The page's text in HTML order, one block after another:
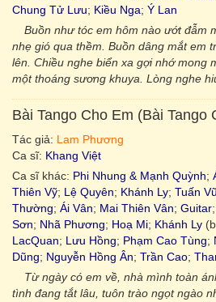
Chung Tử Lưu; Kiều Nga; Ý Lan
Buồn như tóc em hôm nào ướt đẫm
nhẹ gió qua thềm. Buồn dâng mắt em
lên. Chiều nghe biển xa gợi nhớ mong
một thoáng sương khuya. Lòng nghe
Bài Tango Cho Em (Bài Tango
Tác giả: Lam Phương
Ca sĩ: Khang Việt
Ca sĩ khác: Phi Nhung & Mạnh Quỳnh;
Thiên Vỹ; Lệ Quyên; Khánh Ly; Tuấn Vũ
Thường; Ái Vân; Mai Thiên Vân; Guitar;
Sơn; Nhã Phương; Hoạ Mi; Khánh Ly
LacQuan; Lưu Hồng; Phạm Cao Tùng;
Dũng; Nguyễn Hồng Ân; Trần Cao;
Từ ngày có em về, nhà mình toàn
tình đang tắt lâu, tuôn trào ngọt ngào